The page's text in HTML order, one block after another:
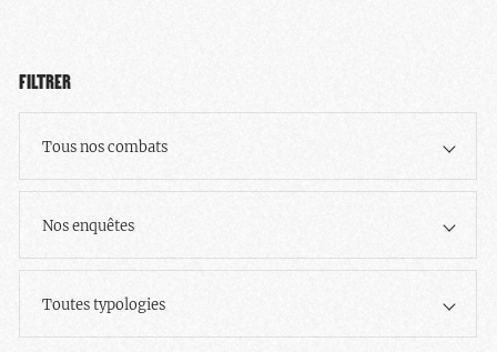
FILTRER
Tous nos combats
Nos enquêtes
Toutes typologies